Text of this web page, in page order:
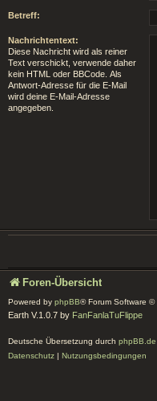
Betreff:
Nachrichtentext:
Diese Nachricht wird als reiner
Text verschickt, verwende daher
kein HTML oder BBCode. Als
Antwort-Adresse für die E-Mail
wird deine E-Mail-Adresse
angegeben.
Foren-Übersicht
Powered by phpBB® Forum Software ©
Earth V.1.0.7 by FanFanlaTuFlippe
Deutsche Übersetzung durch phpBB.de
Datenschutz | Nutzungsbedingungen